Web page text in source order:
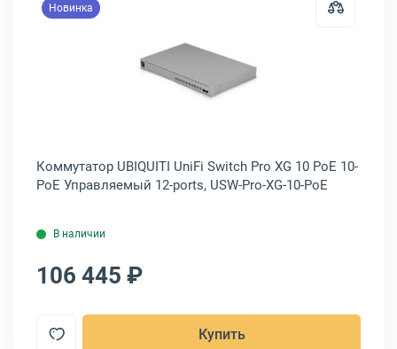
HPE Aruba 6000 48G Class4 PoE 4SFP 48-PoE Управляемый 52-
Новинка
Открыть товар: Коммутатор
Коммутатор UBIQUITI UniFi Switch Pro XG 10 PoE 10-
PoE Управляемый 12-ports, USW-Pro-XG-10-PoE
В наличии
106 445 ₽
Купить